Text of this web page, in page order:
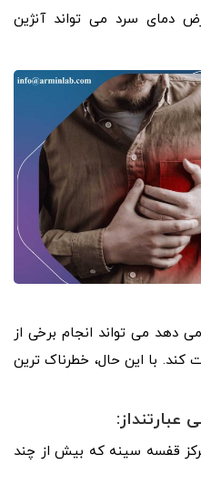
دمای سرد می تواند آنژین
دهد می تواند انجام برخی از
کند. با این حال، خطرناک ترین
عبارتنداز:
قفسه سینه که بیش از چند